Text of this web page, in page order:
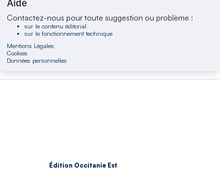
Aide
Contactez-nous pour toute suggestion ou problème :
sur le contenu éditorial
sur le fonctionnement technique
Mentions Légales
Cookies
Données personnelles
Édition Occitanie Est